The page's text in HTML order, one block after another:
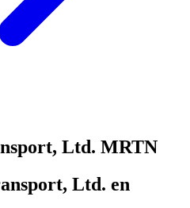
Ltd. MRTN
Ltd. en